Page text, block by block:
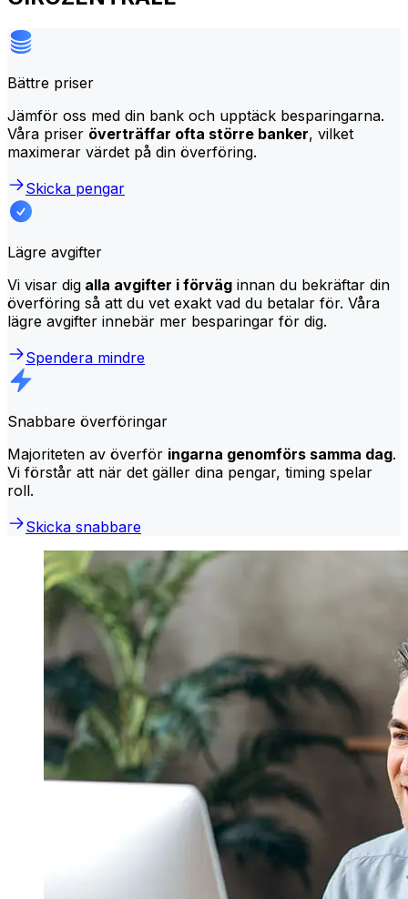
Bättre priser
Jämför oss med din bank och upptäck besparingarna.
Våra priser överträffar ofta större banker, vilket
maximerar värdet på din överföring.
Skicka pengar
Lägre avgifter
Vi visar dig alla avgifter i förväg innan du bekräftar din
överföring så att du vet exakt vad du betalar för. Våra
lägre avgifter innebär mer besparingar för dig.
Spendera mindre
Snabbare överföringar
Majoriteten av överför ingarna genomförs samma dag.
Vi förstår att när det gäller dina pengar, timing spelar
roll.
Skicka snabbare